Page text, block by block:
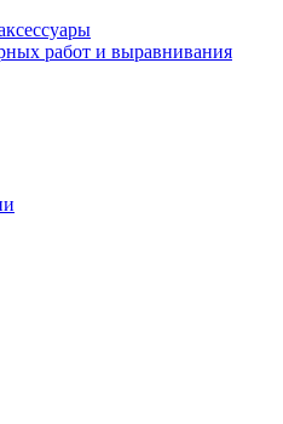
работ и выравнивания